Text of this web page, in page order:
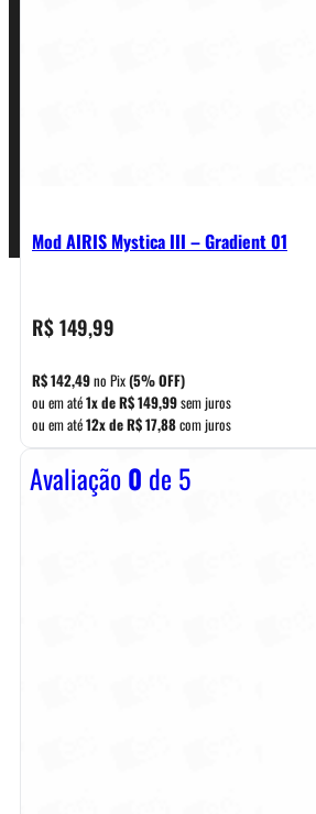
Mod AIRIS Mystica III – Gradient 01
R$149,99
R$142,49no Pix(5% OFF)
ou em até1x deR$149,99sem juros
ou em até12x deR$17,88com juros
Avaliação0 de 5